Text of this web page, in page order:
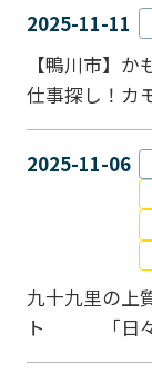
2025-11-11
【鴨川市】
仕事探し！カ
2025-11-06
九十九里の上
ト 「日々